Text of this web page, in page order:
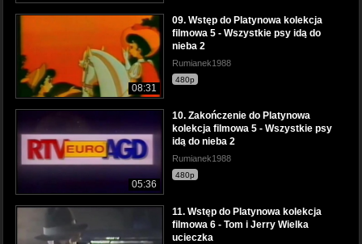
08:31
09. Wstęp do Platynowa kolekcja
filmowa 5 - Wszystkie psy idą do
nieba 2
Rumianek1988
480p
05:36
10. Zakończenie do Platynowa
kolekcja filmowa 5 - Wszystkie psy
idą do nieba 2
Rumianek1988
480p
11. Wstęp do Platynowa kolekcja
filmowa 6 - Tom i Jerry Wielka
ucieczka